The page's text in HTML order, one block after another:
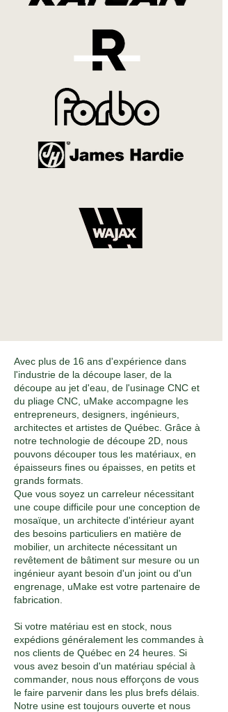
Avec plus de 16 ans d'expérience dans
l'industrie de la découpe laser, de la
découpe au jet d'eau, de l'usinage CNC et
du pliage CNC, uMake accompagne les
entrepreneurs, designers, ingénieurs,
architectes et artistes de Québec. Grâce à
notre technologie de découpe 2D, nous
pouvons découper tous les matériaux, en
épaisseurs fines ou épaisses, en petits et
grands formats.
Que vous soyez un carreleur nécessitant
une coupe difficile pour une conception de
mosaïque, un architecte d'intérieur ayant
des besoins particuliers en matière de
mobilier, un architecte nécessitant un
revêtement de bâtiment sur mesure ou un
ingénieur ayant besoin d'un joint ou d'un
engrenage, uMake est votre partenaire de
fabrication.
Si votre matériau est en stock, nous
expédions généralement les commandes à
nos clients de Québec en 24 heures. Si
vous avez besoin d'un matériau spécial à
commander, nous nous efforçons de vous
le faire parvenir dans les plus brefs délais.
Notre usine est toujours ouverte et nous